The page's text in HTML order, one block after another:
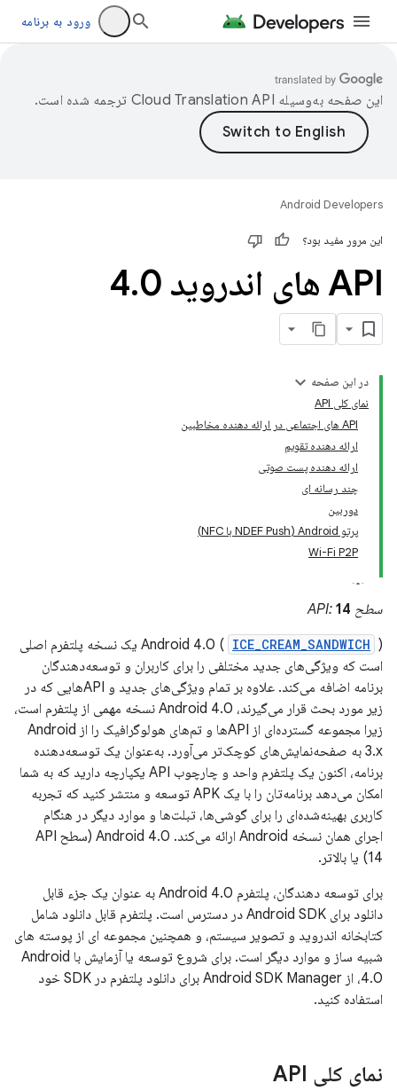
ورود به برنامه
این صفحه به‌وسیله ترجمه شده است.
Android Developers
این مرور مفید بود؟
API های اندروید 4 .0
در این صفحه
نمای کلی API
API های اجتماعی در ارائه دهنده مخاطبین
ارائه دهنده تقویم
ارائه دهنده پست صوتی
چند رسانه ای
دوربین
پرتو Android (NDEF Push با NFC)
Wi-Fi P2P
سطح API: 14
Android 4.0 ( ICE_CREAM_SANDWICH
) یک نسخه پلتفرم اصلی
است که ویژگی‌های جدید مختلفی را برای کاربران و توسعه‌دهندگان
برنامه اضافه می‌کند. علاوه بر تمام ویژگی‌های جدید و APIهایی که در
زیر مورد بحث قرار می‌گیرند، Android 4.0 نسخه مهمی از پلتفرم است،
زیرا مجموعه گسترده‌ای از APIها و تم‌های هولوگرافیک را از Android
3.x به صفحه‌نمایش‌های کوچک‌تر می‌آورد. به‌عنوان یک توسعه‌دهنده
برنامه، اکنون یک پلتفرم واحد و چارچوب API یکپارچه دارید که به شما
امکان می‌دهد برنامه‌تان را با یک APK توسعه و منتشر کنید که تجربه
کاربری بهینه‌شده‌ای را برای گوشی‌ها، تبلت‌ها و موارد دیگر در هنگام
اجرای همان نسخه Android ارائه می‌کند. Android 4.0 (سطح API
14) یا بالاتر.
برای توسعه دهندگان، پلتفرم Android 4.0 به عنوان یک جزء قابل
دانلود برای Android SDK در دسترس است. پلتفرم قابل دانلود شامل
کتابخانه اندروید و تصویر سیستم، و همچنین مجموعه ای از پوسته های
شبیه ساز و موارد دیگر است. برای شروع توسعه یا آزمایش با Android
4.0، از Android SDK Manager برای دانلود پلتفرم در SDK خود
استفاده کنید.
نمای کلی API